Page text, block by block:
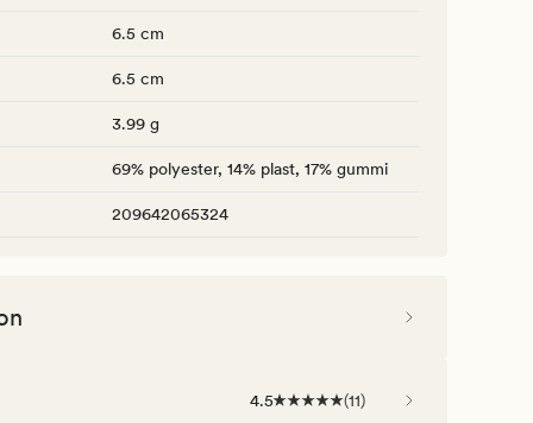
6.5 cm
6.5 cm
3.99 g
69% polyester, 14% plast, 17% gummi
209642065324
4.5 (11)